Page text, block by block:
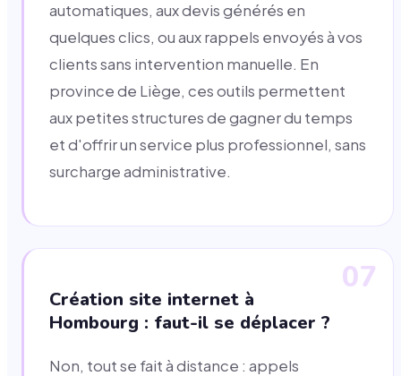
automatiques, aux devis générés en
quelques clics, ou aux rappels envoyés à vos
clients sans intervention manuelle. En
province de Liège, ces outils permettent
aux petites structures de gagner du temps
et d'offrir un service plus professionnel, sans
surcharge administrative.
07
Création site internet à
Hombourg : faut-il se déplacer ?
Non, tout se fait à distance : appels